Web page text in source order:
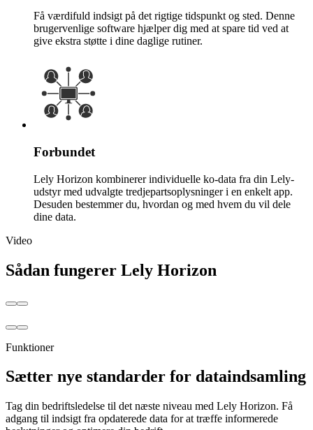
Få værdifuld indsigt på det rigtige tidspunkt og sted. Denne
brugervenlige software hjælper dig med at spare tid ved at
give ekstra støtte i dine daglige rutiner.
Forbundet
Lely Horizon kombinerer individuelle ko-data fra din Lely-
udstyr med udvalgte tredjepartsoplysninger i en enkelt app.
Desuden bestemmer du, hvordan og med hvem du vil dele
dine data.
Video
Sådan fungerer Lely Horizon
Funktioner
Sætter nye standarder for dataindsamling
Tag din bedriftsledelse til det næste niveau med Lely Horizon. Få
adgang til indsigt fra opdaterede data for at træffe informerede